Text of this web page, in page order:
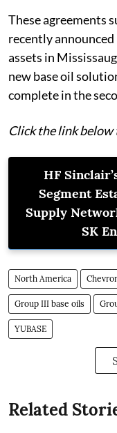
These agreements
recently
assets in
new base oil
complete in the
Click the link below
HF
Segment
Supply
SK
North America
Group III base oils
YUBASE
Related